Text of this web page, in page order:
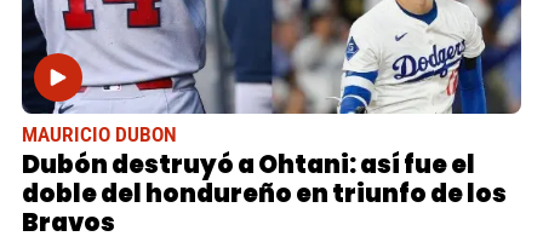
MAURICIO DUBON
Dubón destruyó a Ohtani: así fue el
doble del hondureño en triunfo de los
Bravos